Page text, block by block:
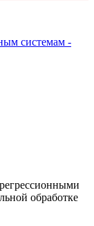
системам -
обработке